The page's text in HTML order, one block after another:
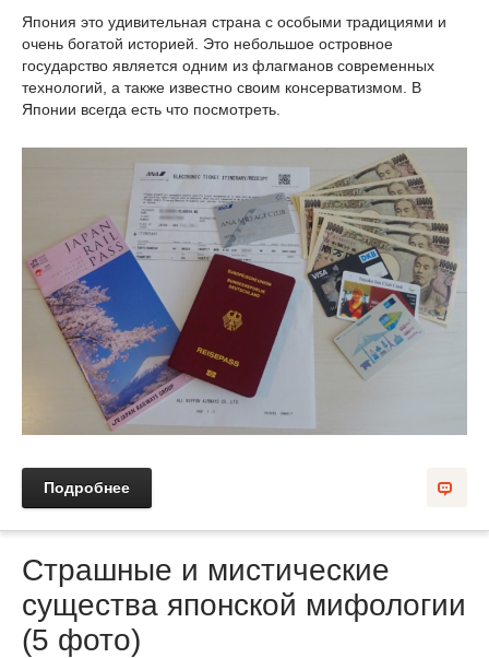
Япония это удивительная страна с особыми традициями и
очень богатой историей. Это небольшое островное
государство является одним из флагманов современных
технологий, а также известно своим консерватизмом. В
Японии всегда есть что посмотреть.
Подробнее
Страшные и мистические
существа японской мифологии
(5 фото)